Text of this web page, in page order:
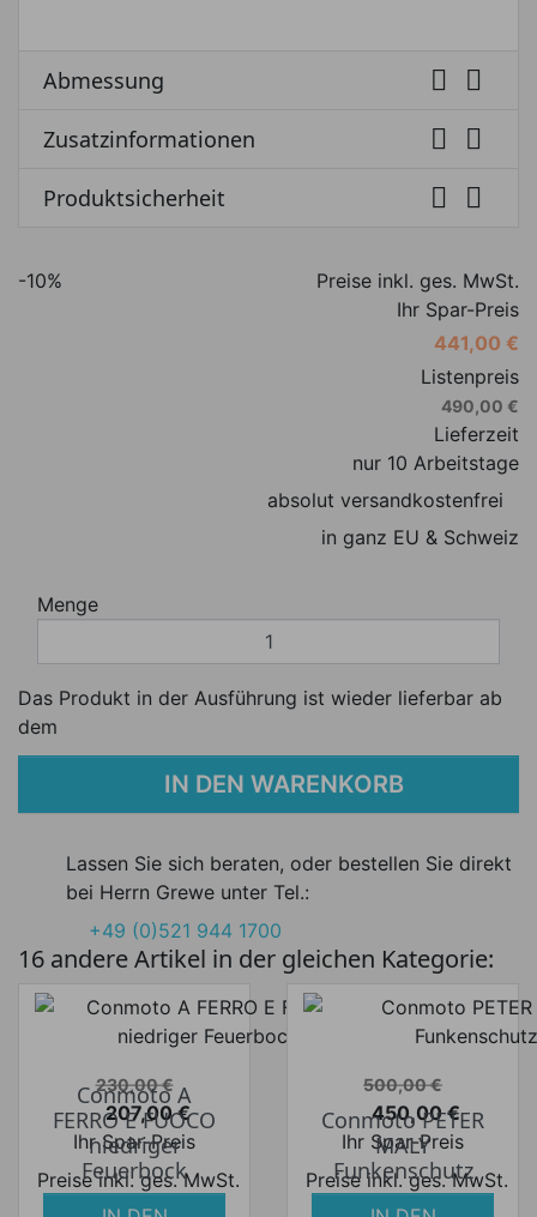
Abmessung  
Zusatzinformationen  
Produktsicherheit  
-10%
Preise inkl. ges. MwSt.
Ihr Spar-Preis
441,00 €
Listenpreis
490,00 €
Lieferzeit
nur 10 Arbeitstage
absolut versandkostenfrei
in ganz EU & Schweiz
Menge
Das Produkt in der Ausführung ist wieder lieferbar ab
dem
IN DEN WARENKORB
Lassen Sie sich beraten, oder bestellen Sie direkt
bei Herrn Grewe unter Tel.:
+49 (0)521 944 1700
16 andere Artikel in der gleichen Kategorie:
Verkaufspreis
230,00 €
Preis
207,00 €
Ihr Spar-Preis
Preise inkl. ges. MwSt.
Conmoto A
FERRO E FUOCO
niedriger
Feuerbock
Verkaufspreis
500,00 €
Preis
450,00 €
Ihr Spar-Preis
Preise inkl. ges. MwSt.
Conmoto PETER
MALY
Funkenschutz